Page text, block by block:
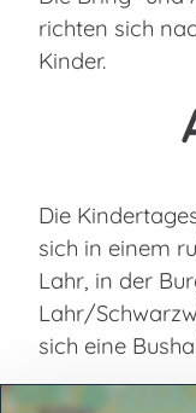
richten sich
Kinder.
Die
sich in einem
Lahr, in der
Lahr/
sich eine